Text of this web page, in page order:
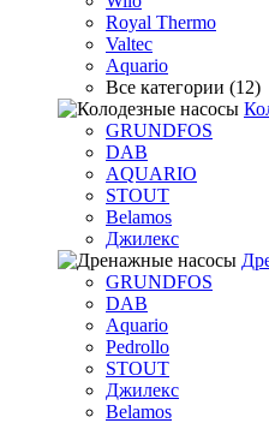
Royal Thermo
Valtec
Aquario
Все категории (12)
GRUNDFOS
DAB
AQUARIO
STOUT
Belamos
Джилекс
GRUNDFOS
DAB
Aquario
Pedrollo
STOUT
Джилекс
Belamos